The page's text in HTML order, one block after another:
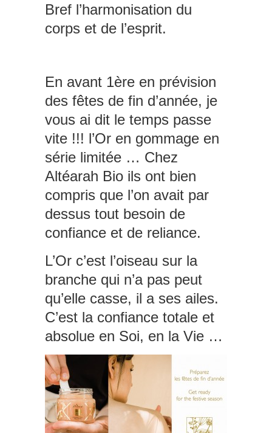
Bref l’harmonisation du
corps et de l’esprit.
En avant 1ère en prévision
des fêtes de fin d’année, je
vous ai dit le temps passe
vite !!! l’Or en gommage en
série limitée … Chez
Altéarah Bio ils ont bien
compris que l’on avait par
dessus tout besoin de
confiance et de reliance.
L’Or c’est l’oiseau sur la
branche qui n’a pas peut
qu’elle casse, il a ses ailes.
C’est la confiance totale et
absolue en Soi, en la Vie …